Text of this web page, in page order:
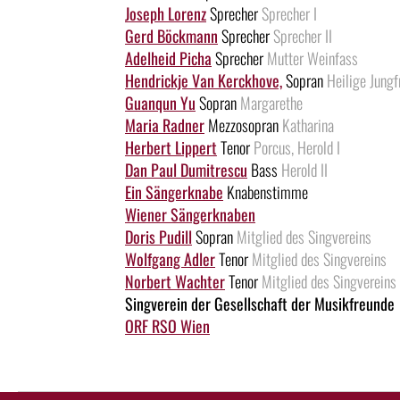
Joseph LorenzSprecherSprecher I
Gerd BöckmannSprecherSprecher II
Adelheid PichaSprecherMutter Weinfass
Hendrickje Van Kerckhove,SopranHeilige
Guanqun YuSopranMargarethe
Maria RadnerMezzosopranKatharina
Herbert LippertTenorPorcus, Herold I
Dan Paul Dumitrescu Bass Herold II
Ein Sängerknabe Knabenstimme
Wiener Sängerknaben
Doris PudillSopranMitglied des Singvereins
Wolfgang AdlerTenorMitglied des Singvereins
Norbert WachterTenorMitglied des Singvereins
Singverein der Gesellschaft der Musikfreunde
ORF RSO Wien